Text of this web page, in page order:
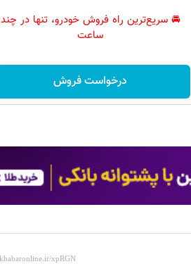
🚘 سریع‌ترین راه فروش خودرو، تنها در چند
ساعت
درخواست فروش